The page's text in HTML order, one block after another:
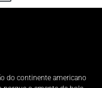
do continente americano